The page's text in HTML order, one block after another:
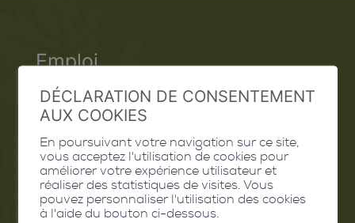
Emploi
Contact
Extranet
Valais Excellence
DÉCLARATION DE CONSENTEMENT
AUX COOKIES
En poursuivant votre navigation sur ce site,
vous acceptez l'utilisation de cookies pour
améliorer votre expérience utilisateur et
réaliser des statistiques de visites. Vous
pouvez personnaliser l'utilisation des cookies
à l'aide du bouton ci-dessous.